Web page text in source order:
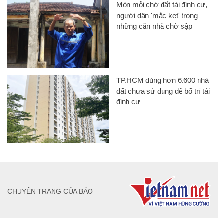
Mòn mỏi chờ đất tái định cư,
người dân 'mắc kẹt' trong
những căn nhà chờ sập
TP.HCM dùng hơn 6.600 nhà
đất chưa sử dụng để bố trí tái
định cư
CHUYÊN TRANG CỦA BÁO